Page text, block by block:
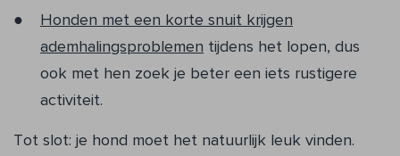
Honden met een korte snuit krijgen
ademhalingsproblemen tijdens het lopen, dus
ook met hen zoek je beter een iets rustigere
activiteit.
Tot slot: je hond moet het natuurlijk leuk vinden.